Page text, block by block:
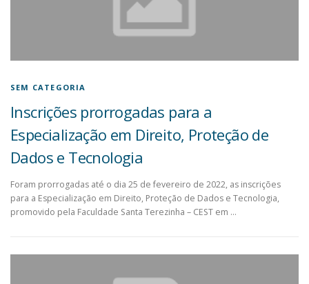
SEM CATEGORIA
Inscrições prorrogadas para a
Especialização em Direito, Proteção de
Dados e Tecnologia
Foram prorrogadas até o dia 25 de fevereiro de 2022, as inscrições
para a Especialização em Direito, Proteção de Dados e Tecnologia,
promovido pela Faculdade Santa Terezinha – CEST em …